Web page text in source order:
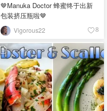
🤎Manuka Doctor 蜂蜜终于出新
包装挤压瓶啦🤎
Vigorous22 8